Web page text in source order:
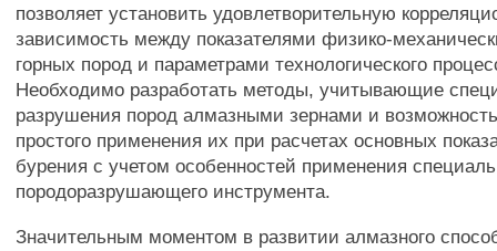
позволяет установить удовлетворительную
зависимость между показателями физико-
горных пород и параметрами технологического
Необходимо разработать методы, учитывающие
разрушения пород алмазными зернами и
простого применения их при расчетах основных
бурения с учетом особенностей применения
породоразрушающего инструмента.
Значительным моментом в развитии алмазного